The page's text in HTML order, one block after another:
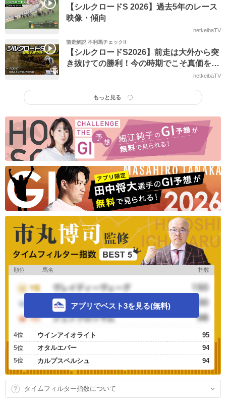
【シルクロードS 2026】過去5年のレース
映像・傾向
netkeibaTV
前走解説 不利馬チェック!!
【シルクロードS2026】前走は大外から突
き抜けての勝利！今の時期でこそ真価を発
netkeibaTV
もっと見る
順位 馬名 指数
アプリでベスト3を見る(無料)
4位 ウインアイオライト 95
5位 オタルエバー 94
5位 カルプスペルシュ 94
タイムフィルター指数について